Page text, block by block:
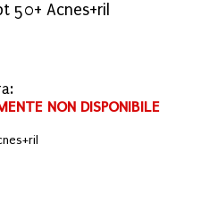
50+ Acnes+ril
NON DISPONIBILE